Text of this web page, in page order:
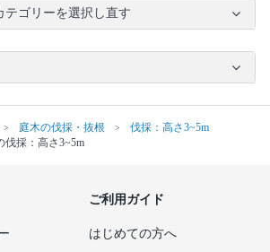
テゴリーを選択し直す
庭木の伐採・抜根
伐採：高さ3~5m
伐採：高さ3~5m
ご利用ガイド
はじめての方へ